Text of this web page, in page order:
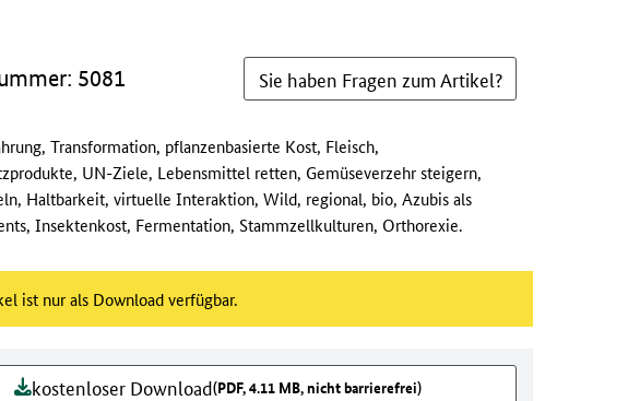
5081 Sie haben Fragen zum Artikel?
Transformation, pflanzenbasierte Kost, Fleisch,
UN-Ziele, Lebensmittel retten, Gemüseverzehr steigern,
Haltbarkeit, virtuelle Interaktion, Wild, regional, bio, Azubis als
Insektenkost, Fermentation, Stammzellkulturen, Orthorexie.
ist nur als Download verfügbar.
kostenloser Download(PDF, 4.11 MB, nicht barrierefrei)